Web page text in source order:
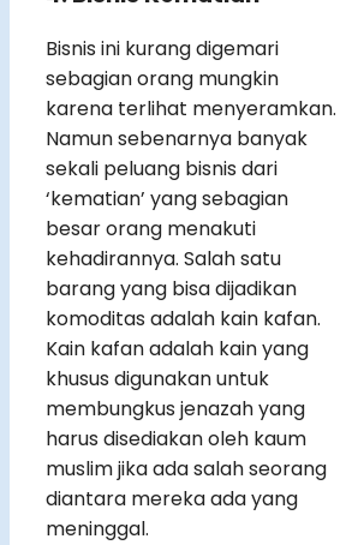
Bisnis ini kurang digemari
sebagian orang mungkin
karena terlihat menyeramkan.
Namun sebenarnya banyak
sekali peluang bisnis dari
‘kematian’ yang sebagian
besar orang menakuti
kehadirannya. Salah satu
barang yang bisa dijadikan
komoditas adalah kain kafan.
Kain kafan adalah kain yang
khusus digunakan untuk
membungkus jenazah yang
harus disediakan oleh kaum
muslim jika ada salah seorang
diantara mereka ada yang
meninggal.